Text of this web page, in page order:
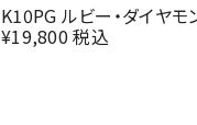
K10PG ルビー・ダイヤモ
¥19,800 税込